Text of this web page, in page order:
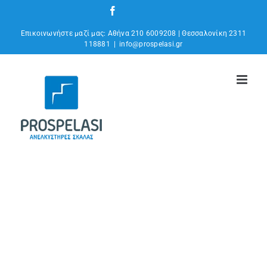
Επικοινωνήστε μαζί μας: Αθήνα 210 6009208 | Θεσσαλονίκη 2311
118881
info@prospelasi.gr